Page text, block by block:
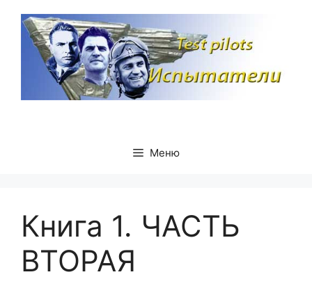
содержимому
Меню
Книга 1. ЧАСТЬ
ВТОРАЯ